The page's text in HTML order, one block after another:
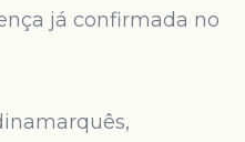
já confirmada no